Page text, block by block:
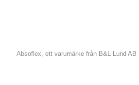
Absoflex, ett varumärke från B&L Lund AB